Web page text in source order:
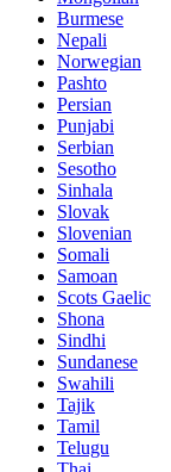
Burmese
Nepali
Norwegian
Pashto
Persian
Punjabi
Serbian
Sesotho
Sinhala
Slovak
Slovenian
Somali
Samoan
Scots Gaelic
Shona
Sindhi
Sundanese
Swahili
Tajik
Tamil
Telugu